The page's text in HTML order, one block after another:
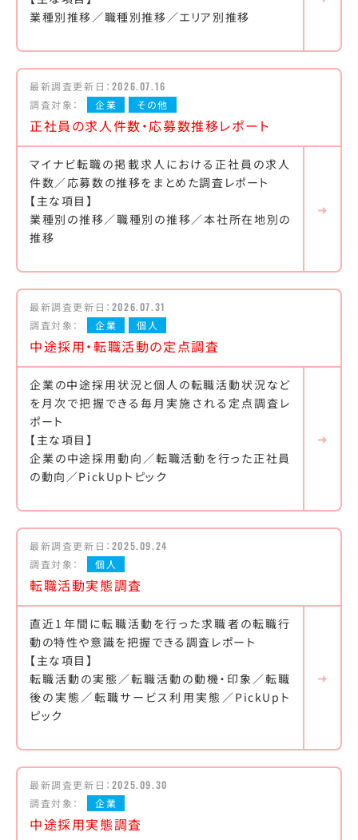
業種別推移／職種別推移／エリア別推移
最新調査更新日： 2026.07.16
調査対象：
企業 その他
正社員の求人件数・応募数推移レポート
マイナビ転職の掲載求人における正社員の求人
件数／応募数の推移をまとめた調査レポート
【主な項目】
業種別の推移／職種別の推移／本社所在地別の
推移
最新調査更新日： 2026.07.31
調査対象：
企業 個人
中途採用・転職活動の定点調査
企業の中途採用状況と個人の転職活動状況など
を月次で把握できる毎月実施される定点調査レ
ポート
【主な項目】
企業の中途採用動向／転職活動を行った正社員
の動向／PickUpトピック
最新調査更新日： 2025.09.24
調査対象：
個人
転職活動実態調査
直近1年間に転職活動を行った求職者の転職行
動の特性や意識を把握できる調査レポート
【主な項目】
転職活動の実態／転職活動の動機・印象／転職
後の実態／転職サービス利用実態／PickUpト
ピック
最新調査更新日： 2025.09.30
調査対象：
企業
中途採用実態調査